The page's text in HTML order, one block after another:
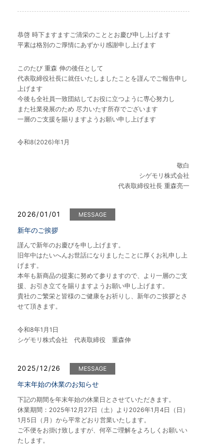
恭啓 時下ますますご清栄のこととお慶び申し上げます
平素は格別のご厚情にあずかり感謝申し上げます
このたび 重森 伸の後任として
代表取締役社長に就任いたしましたことを謹んでご報告申し
上げます
今後も全社員一致団結してお役に立つように専心努力し
また社業発展のため 尽力いたす所存でございます
一層のご支援を賜りますようお願い申し上げます
令和8(2026)年1月
敬白
シゲモリ株式会社
代表取締役社長 重森亮一
2026/01/01 MESSAGE
新年のご挨拶
謹んで新年のお慶びを申し上げます。
旧年中はたいへんお世話になりましたことに厚くお礼申し上
げます。
本年も新商品の提案に努めて参りますので、より一層のご支
援、お引き立てを賜りますようお願い申し上げます。
貴社のご繁栄と皆様のご健康をお祈りし、新年のご挨拶とさ
せて頂きます。
令和8年1月1日
シゲモリ株式会社 代表取締役 重森伸
2025/12/26 MESSAGE
年末年始の休業のお知らせ
下記の期間を年末年始の休業日とさせていただきます。
休業期間：2025年12月27日（土）より2026年1月4日（日）
1月5日（月）から平常どおり営業いたします。
ご不便をお掛け致しますが、何卒ご理解をよろしくお願いい
たします。